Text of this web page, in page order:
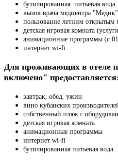
бутилированная питьевая вода
вызов врача медцентра "Медик"
пользование летним открытым
детская игровая комната
анимационные программы (с
интернет wi-fi
Для проживающих в отеле
включено"
завтрак, обед, ужин
вино кубанских
собственный пляж с
детская игровая комната
анимационные программы
интернет wi-fi
бутилированная питьевая вода